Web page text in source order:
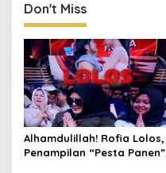
Don't Miss
Alhamdulillah! Rofia Lolos,
Penampilan “Pesta Panen”